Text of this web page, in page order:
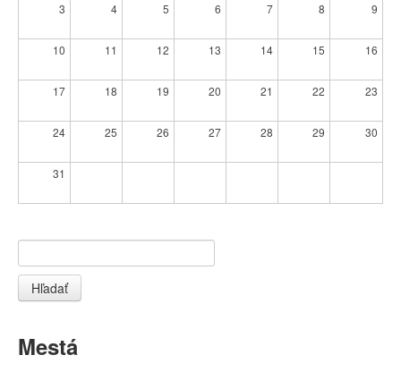
3 4 5 6 7 8 9
10 11 12 13 14 15 16
17 18 19 20 21 22 23
24 25 26 27 28 29 30
31
Hľadať
Mestá